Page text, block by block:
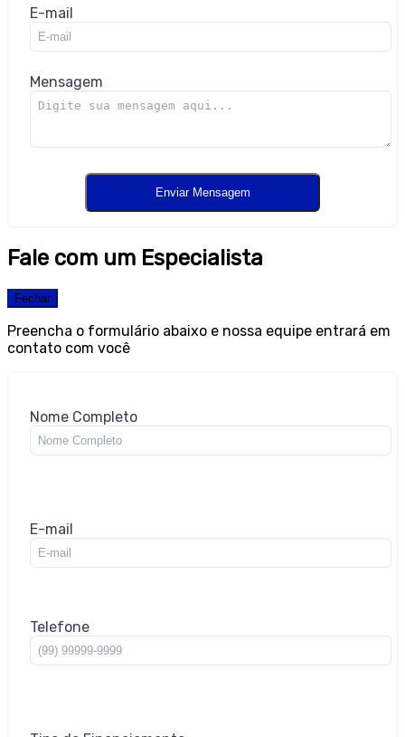
E-mail
Mensagem
Fale com um Especialista
Fechar
Preencha o formulário abaixo e nossa equipe entrará em
contato com você
Nome Completo
E-mail
Telefone